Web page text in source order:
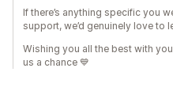
If there’s anything specific you
support, we’d genuinely love to
Wishing you all the best with
us a chance 💙